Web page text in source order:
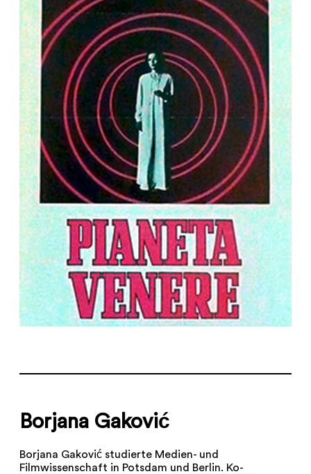
Borjana Gaković
Borjana Gaković studierte Medien- und
Filmwissenschaft in Potsdam und Berlin. Ko-